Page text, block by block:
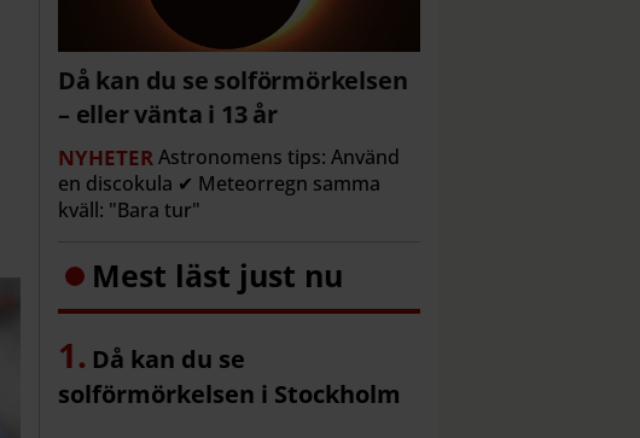
Då kan du se solförmörkelsen
– eller vänta i 13 år
NYHETERAstronomens tips: Använd
en discokula ✔ Meteorregn samma
kväll: "Bara tur"
Mest läst just nu
Då kan du se
solförmörkelsen i Stockholm